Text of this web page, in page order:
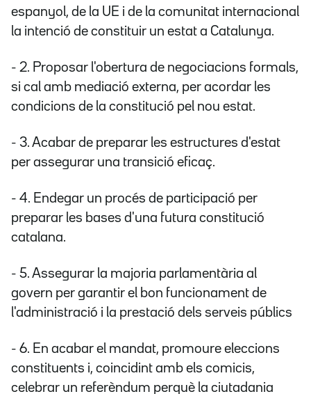
espanyol, de la UE i de la comunitat internacional
la intenció de constituir un estat a Catalunya.
- 2. Proposar l'obertura de negociacions formals,
si cal amb mediació externa, per acordar les
condicions de la constitució pel nou estat.
- 3. Acabar de preparar les estructures d'estat
per assegurar una transició eficaç.
- 4. Endegar un procés de participació per
preparar les bases d'una futura constitució
catalana.
- 5. Assegurar la majoria parlamentària al
govern per garantir el bon funcionament de
l'administració i la prestació dels serveis públics
- 6. En acabar el mandat, promoure eleccions
constituents i, coincidint amb els comicis,
celebrar un referèndum perquè la ciutadania